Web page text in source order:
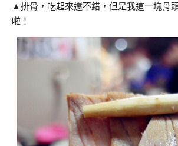
▲排骨，吃起來還不錯，但是我這一塊骨
啦！